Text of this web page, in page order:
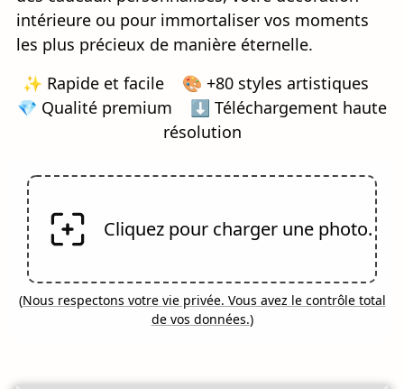
intérieure ou pour immortaliser vos moments
les plus précieux de manière éternelle.
✨ Rapide et facile 🎨 +80 styles artistiques
💎 Qualité premium ⬇️ Téléchargement haute
résolution
Cliquez pour charger une photo.
(Nous respectons votre vie privée. Vous avez le contrôle total
de vos données.)